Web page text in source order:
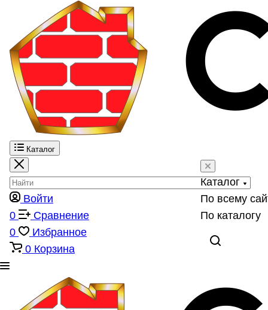
Каталог
Каталог
По всему
По каталогу
Войти
0
Сравнение
0
Избранное
0 Корзина